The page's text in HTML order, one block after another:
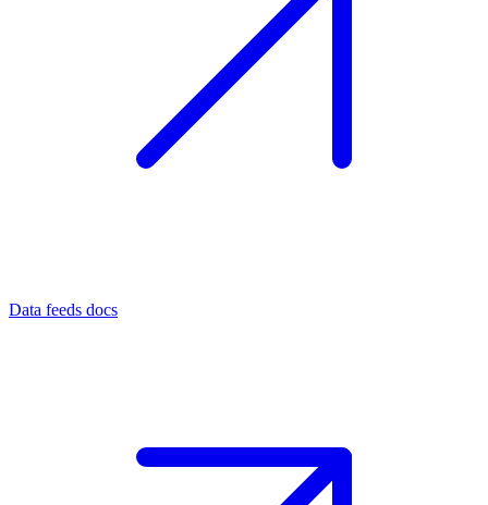
Data feeds docs